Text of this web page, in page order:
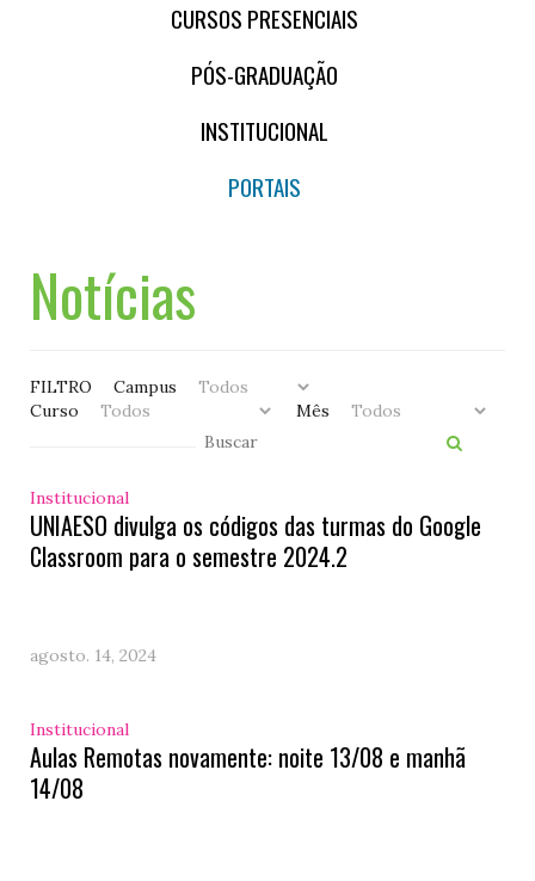
CURSOS PRESENCIAIS
PÓS-GRADUAÇÃO
INSTITUCIONAL
PORTAIS
Notícias
FILTRO
Campus
Curso
Mês
Institucional
UNIAESO divulga os códigos das turmas do Google
Classroom para o semestre 2024.2
agosto. 14, 2024
Institucional
Aulas Remotas novamente: noite 13/08 e manhã
14/08